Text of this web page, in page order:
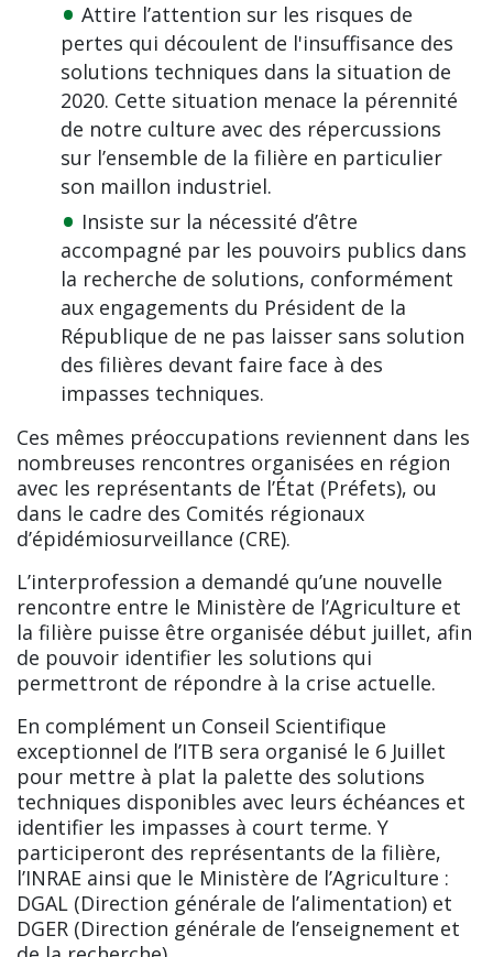
Attire l’attention sur les risques de
pertes qui découlent de l'insuffisance des
solutions techniques dans la situation de
2020. Cette situation menace la pérennité
de notre culture avec des répercussions
sur l’ensemble de la filière en particulier
son maillon industriel.
Insiste sur la nécessité d’être
accompagné par les pouvoirs publics dans
la recherche de solutions, conformément
aux engagements du Président de la
République de ne pas laisser sans solution
des filières devant faire face à des
impasses techniques.
Ces mêmes préoccupations reviennent dans les
nombreuses rencontres organisées en région
avec les représentants de l’État (Préfets), ou
dans le cadre des Comités régionaux
d’épidémiosurveillance (CRE).
L’interprofession a demandé qu’une nouvelle
rencontre entre le Ministère de l’Agriculture et
la filière puisse être organisée début juillet, afin
de pouvoir identifier les solutions qui
permettront de répondre à la crise actuelle.
En complément un Conseil Scientifique
exceptionnel de l’ITB sera organisé le 6 Juillet
pour mettre à plat la palette des solutions
techniques disponibles avec leurs échéances et
identifier les impasses à court terme. Y
participeront des représentants de la filière,
l’INRAE ainsi que le Ministère de l’Agriculture :
DGAL (Direction générale de l’alimentation) et
DGER (Direction générale de l’enseignement et